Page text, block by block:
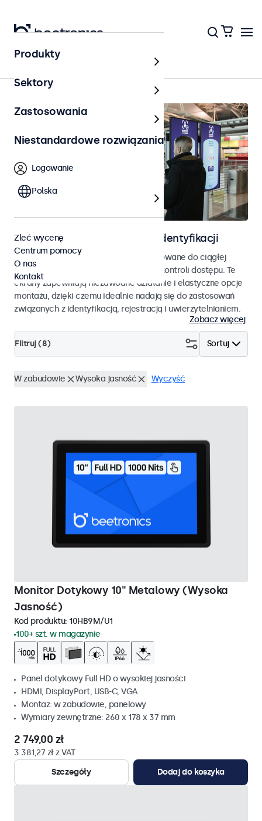
Strona główna
Ekrany do kontroli dostępu i identyfikacji
Monitory i ekrany dotykowe zaprojektowane do ciągłej
pracy i płynnej integracji z systemami kontroli dostępu. Te
ekrany zapewniają niezawodne działanie i elastyczne opcje
montażu, dzięki czemu idealnie nadają się do zastosowań
związanych z identyfikacją, rejestracją i uwierzytelnianiem.
Zobacz więcej
Sortuj
Filtruj (8)
W zabudowie Wysoka jasność Wyczyść
Monitor Dotykowy 10" Metalowy (Wysoka
Jasność)
Kod produktu: 10HB9M/U1
100+ szt. w magazynie
Panel dotykowy Full HD o wysokiej jasności
HDMI, DisplayPort, USB-C, VGA
Montaz: w zabudowie, panelowy
Wymiary zewnętrzne: 260 x 178 x 37 mm
2 749,00 zł
3 381,27 zł z VAT
Szczegóły
Dodaj do koszyka
Produkty
Sektory
Zastosowania
Niestandardowe rozwiązania
Logowanie
Polska
Zleć wycenę
Centrum pomocy
O nas
Kontakt